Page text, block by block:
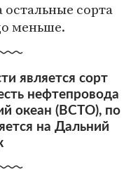
остальные сорта
меньше.
является сорт
нефтепровода
океан (ВСТО), по
на Дальний